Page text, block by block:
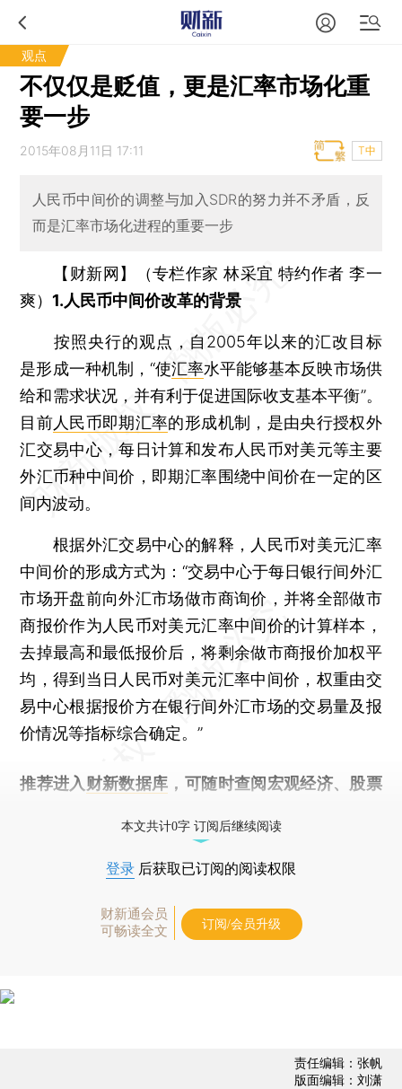
观点
不仅仅是贬值，更是汇率市场化重
要一步
2015年08月11日 17:11 T中
人民币中间价的调整与加入SDR的努力并不矛盾，反
而是汇率市场化进程的重要一步
【财新网】（专栏作家 林采宜 特约作者 李一
爽） 1.人民币中间价改革的背景
按照央行的观点，自2005年以来的汇改目标
是形成一种机制，“使汇率水平能够基本反映市场供
给和需求状况，并有利于促进国际收支基本平衡”。
目前人民币即期汇率的形成机制，是由央行授权外
汇交易中心，每日计算和发布人民币对美元等主要
外汇币种中间价，即期汇率围绕中间价在一定的区
间内波动。
根据外汇交易中心的解释，人民币对美元汇率
中间价的形成方式为：“交易中心于每日银行间外汇
市场开盘前向外汇市场做市商询价，并将全部做市
商报价作为人民币对美元汇率中间价的计算样本，
去掉最高和最低报价后，将剩余做市商报价加权平
均，得到当日人民币对美元汇率中间价，权重由交
易中心根据报价方在银行间外汇市场的交易量及报
价情况等指标综合确定。”
推荐进入 财新数据库 ，可随时查阅宏观经济、股票
本文共计0字 订阅后继续阅读
登录 后获取已订阅的阅读权限
财新通会员
可畅读全文
订阅/会员升级
责任编辑：张帆
版面编辑：刘潇